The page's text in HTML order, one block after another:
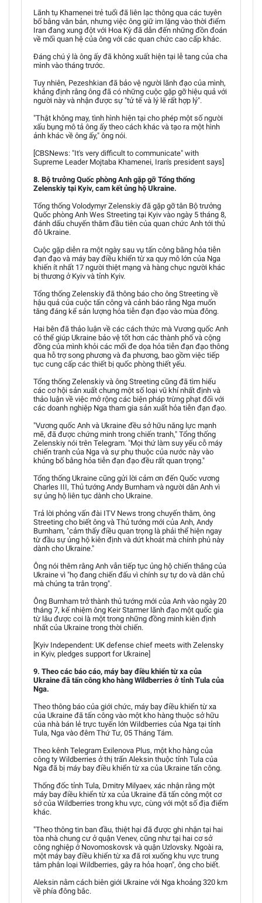
Lãnh tụ Khamenei trẻ tuổi đã liên lạc thông qua các tuyên
bố bằng văn bản, nhưng việc ông giữ im lặng vào thời điểm
Iran đang xung đột với Hoa Kỳ đã dẫn đến những đồn đoán
về mối quan hệ của ông với các quan chức cao cấp khác.
Đáng chú ý là ông ấy đã không xuất hiện tại lễ tang của cha
mình vào tháng trước.
Tuy nhiên, Pezeshkian đã bảo vệ người lãnh đạo của mình,
khẳng định rằng ông đã có những cuộc gặp gỡ hiệu quả với
người này và nhận được sự "tử tế và lý lẽ rất hợp lý".
"Thật không may, tình hình hiện tại cho phép một số người
xấu bụng mô tả ông ấy theo cách khác và tạo ra một hình
ảnh khác về ông ấy," ông nói.
[CBSNews: "It's very difficult to communicate" with
Supreme Leader Mojtaba Khamenei, Iran's president says]
8. Bộ trưởng Quốc phòng Anh gặp gỡ Tổng thống
Zelenskiy tại Kyiv, cam kết ủng hộ Ukraine.
Tổng thống Volodymyr Zelenskiy đã gặp gỡ tân Bộ trưởng
Quốc phòng Anh Wes Streeting tại Kyiv vào ngày 5 tháng 8,
đánh dấu chuyến thăm đầu tiên của quan chức Anh tới thủ
đô Ukraine.
Cuộc gặp diễn ra một ngày sau vụ tấn công bằng hỏa tiễn
đạn đạo và máy bay điều khiển từ xa quy mô lớn của Nga
khiến ít nhất 17 người thiệt mạng và hàng chục người khác
bị thương ở Kyiv và tỉnh Kyiv.
Tổng thống Zelenskiy đã thông báo cho ông Streeting về
hậu quả của cuộc tấn công và cảnh báo rằng Nga muốn
tăng đáng kể sản lượng hỏa tiễn đạn đạo vào mùa đông.
Hai bên đã thảo luận về các cách thức mà Vương quốc Anh
có thể giúp Ukraine bảo vệ tốt hơn các thành phố và cộng
đồng của mình khỏi các mối đe dọa hỏa tiễn đạn đạo thông
qua hỗ trợ song phương và đa phương, bao gồm việc tiếp
tục cung cấp các thiết bị quốc phòng thiết yếu.
Tổng thống Zelenskiy và ông Streeting cũng đã tìm hiểu
các cơ hội sản xuất chung một số loại vũ khí nhất định và
thảo luận về việc mở rộng các biện pháp trừng phạt đối với
các doanh nghiệp Nga tham gia sản xuất hỏa tiễn đạn đạo.
"Vương quốc Anh và Ukraine đều sở hữu năng lực mạnh
mẽ, đã được chứng minh trong chiến tranh," Tổng thống
Zelenskiy nói trên Telegram. "Mọi thứ làm suy yếu cỗ máy
chiến tranh của Nga và sự phụ thuộc của nước này vào
khủng bố bằng hỏa tiễn đạn đạo đều rất quan trọng."
Tổng thống Ukraine cũng gửi lời cảm ơn đến Quốc vương
Charles III, Thủ tướng Andy Burnham và người dân Anh vì
sự ủng hộ liên tục dành cho Ukraine.
Trả lời phỏng vấn đài ITV News trong chuyến thăm, ông
Streeting cho biết ông và Thủ tướng mới của Anh, Andy
Burnham, "cảm thấy điều quan trọng là phải thể hiện ngay
từ đầu sự ủng hộ kiên định và dứt khoát mà chính phủ này
dành cho Ukraine."
Ông nói thêm rằng Anh vẫn tiếp tục ủng hộ chiến thắng của
Ukraine vì "họ đang chiến đấu vì chính sự tự do và dân chủ
mà chúng ta trân trọng".
Ông Burnham trở thành thủ tướng mới của Anh vào ngày 20
tháng 7, kế nhiệm ông Keir Starmer lãnh đạo một quốc gia
từ lâu được coi là một trong những đồng minh kiên định
nhất của Ukraine trong thời chiến.
[Kyiv Independent: UK defense chief meets with Zelensky
in Kyiv, pledges support for Ukraine]
9. Theo các báo cáo, máy bay điều khiển từ xa của
Ukraine đã tấn công kho hàng Wildberries ở tỉnh Tula của
Nga.
Theo thông báo của giới chức, máy bay điều khiển từ xa
của Ukraine đã tấn công vào một kho hàng thuộc sở hữu
của nhà bán lẻ trực tuyến lớn Wildberries của Nga tại tỉnh
Tula, Nga vào đêm Thứ Tư, 05 Tháng Tám.
Theo kênh Telegram Exilenova Plus, một kho hàng của
công ty Wildberries ở thị trấn Aleksin thuộc tỉnh Tula của
Nga đã bị máy bay điều khiển từ xa của Ukraine tấn công.
Thống đốc tỉnh Tula, Dmitry Milyaev, xác nhận rằng một
máy bay điều khiển từ xa của Ukraine đã tấn công một cơ
sở của Wildberries trong khu vực, cùng với một số địa điểm
khác.
"Theo thông tin ban đầu, thiệt hại đã được ghi nhận tại hai
tòa nhà chung cư ở quận Venev, cũng như tại hai cơ sở
công nghiệp ở Novomoskovsk và quận Uzlovsky. Ngoài ra,
một máy bay điều khiển từ xa đã rơi xuống khu vực trung
tâm phân loại Wildberries, gây ra hỏa hoạn", ông cho biết.
Aleksin nằm cách biên giới Ukraine với Nga khoảng 320 km
về phía đông bắc.